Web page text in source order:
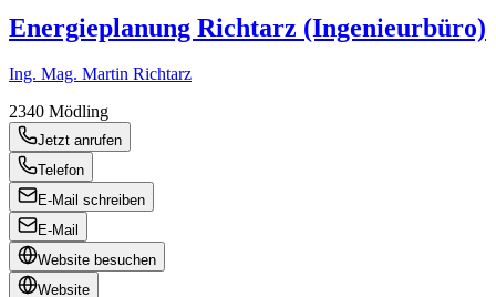
Energieplanung Richtarz (Ingenieurbüro)
Ing. Mag. Martin Richtarz
2340 Mödling
Jetzt anrufen
Telefon
E-Mail schreiben
E-Mail
Website besuchen
Website